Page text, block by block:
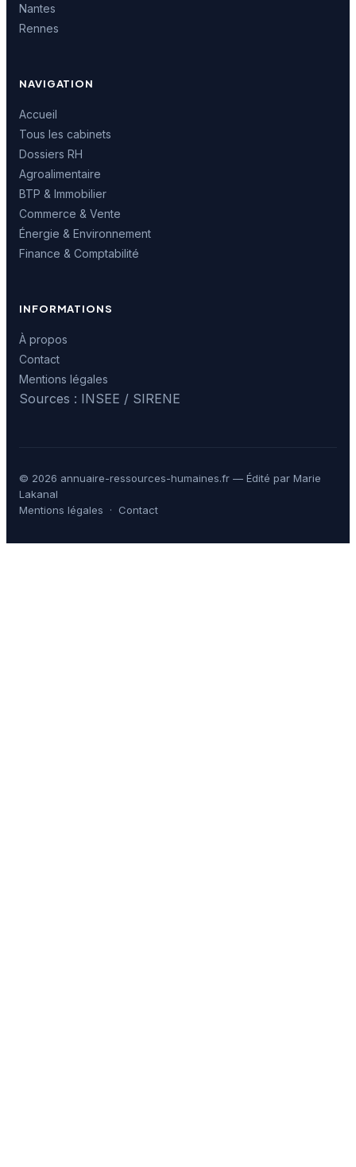
Nantes
Rennes
NAVIGATION
Accueil
Tous les cabinets
Dossiers RH
Agroalimentaire
BTP & Immobilier
Commerce & Vente
Énergie & Environnement
Finance & Comptabilité
INFORMATIONS
À propos
Contact
Mentions légales
Sources : INSEE / SIRENE
© 2026 annuaire-ressources-humaines.fr — Édité par Marie
Lakanal
Mentions légales · Contact